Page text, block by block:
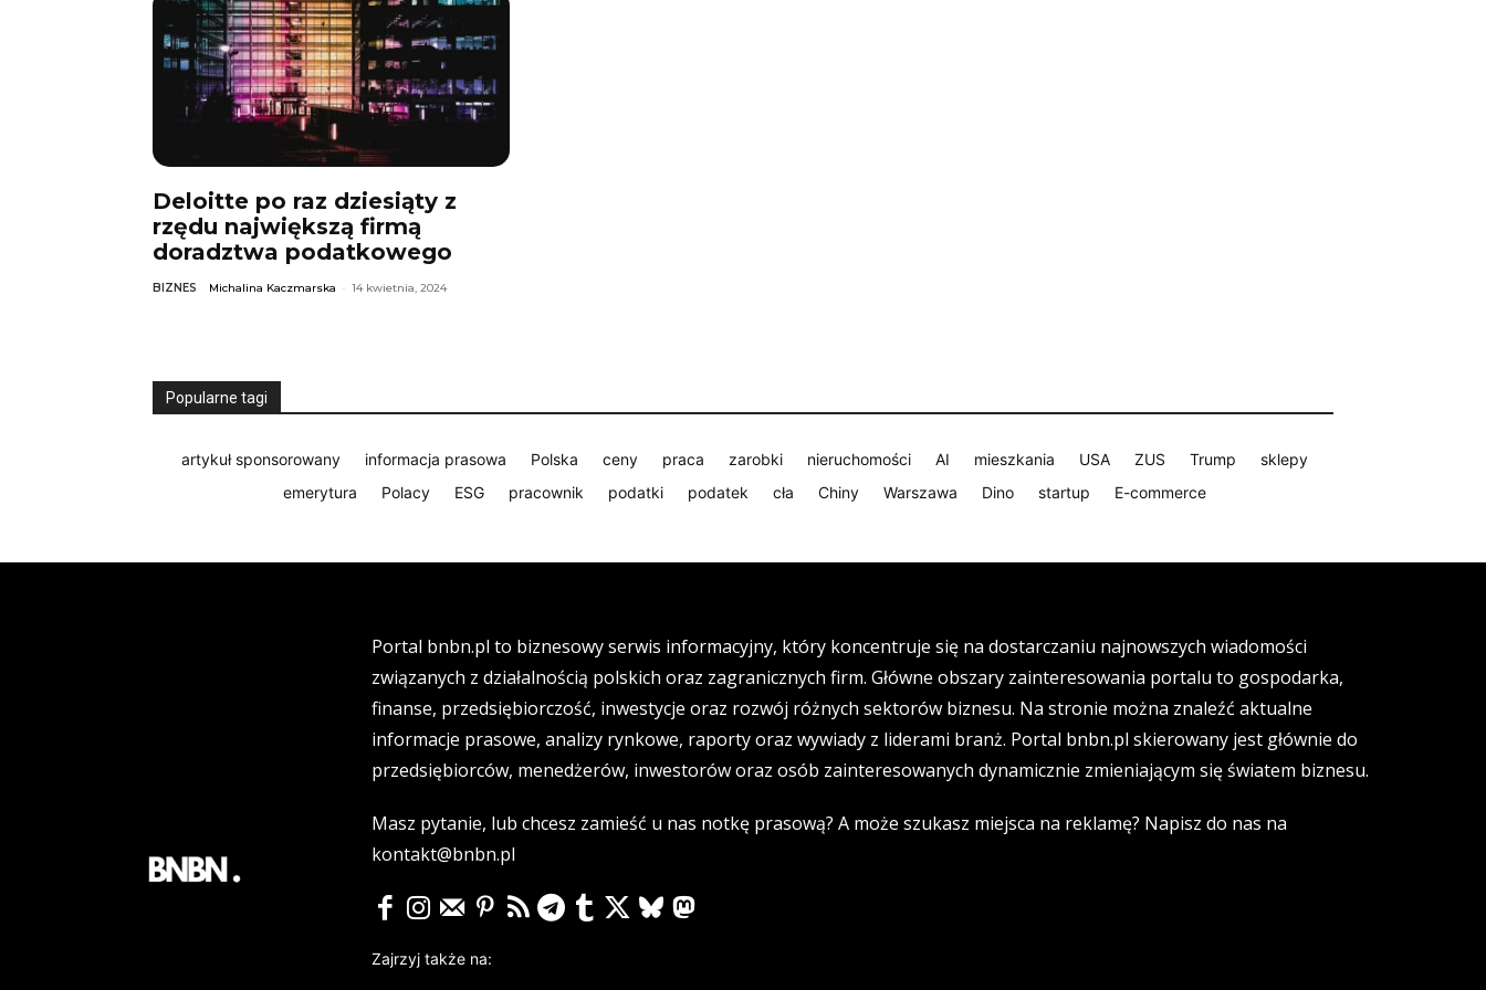
Deloitte po raz dziesiąty z
rzędu największą firmą
doradztwa podatkowego
BIZNES Michalina Kaczmarska - 14 kwietnia, 2024
Popularne tagi
artykuł sponsorowany informacja prasowa Polska ceny praca zarobki nieruchomości AI mieszkania USA ZUS Trump
sklepy
emerytura
Polacy ESG pracownik podatki podatek cła Chiny Warszawa Dino startup E-commerce
Portal bnbn.pl to biznesowy serwis informacyjny, który koncentruje się na dostarczaniu najnowszych wiadomości
związanych z działalnością polskich oraz zagranicznych firm. Główne obszary zainteresowania portalu to gospodarka,
finanse, przedsiębiorczość, inwestycje oraz rozwój różnych sektorów biznesu. Na stronie można znaleźć aktualne
informacje prasowe, analizy rynkowe, raporty oraz wywiady z liderami branż. Portal bnbn.pl skierowany jest głównie do
przedsiębiorców, menedżerów, inwestorów oraz osób zainteresowanych dynamicznie zmieniającym się światem biznesu.
Masz pytanie, lub chcesz zamieść u nas notkę prasową? A może szukasz miejsca na reklamę? Napisz do nas na
kontakt@bnbn.pl
Zajrzyj także na: